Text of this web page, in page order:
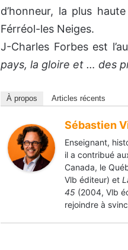
d’honneur, la plus
Férréol-les Neiges.
J-Charles Forbes est
pays, la gloire et … des
À propos Articles récents
Sébastien
Enseignant,
il a contribué
Canada, le
Vlb éditeur) et
45 (2004, Vlb
rejoindre à